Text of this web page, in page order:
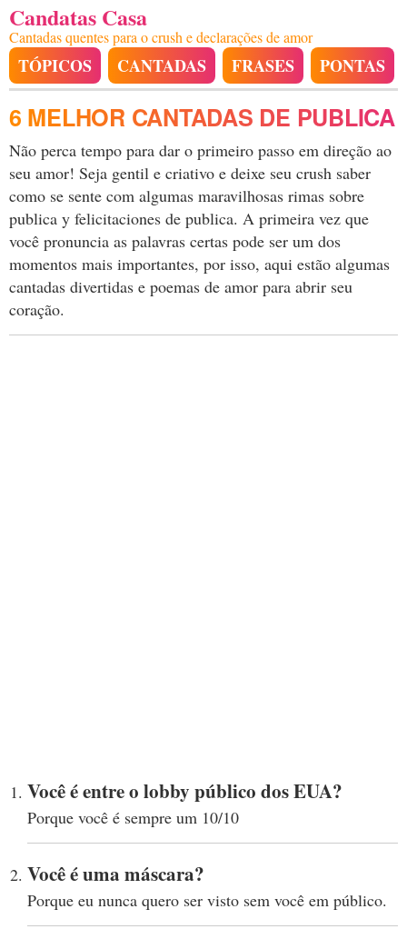
Candatas Casa
Cantadas quentes para o crush e declarações de amor
TÓPICOS CANTADAS FRASES PONTAS
6 MELHOR CANTADAS DE PUBLICA
Não perca tempo para dar o primeiro passo em direção ao
seu amor! Seja gentil e criativo e deixe seu crush saber
como se sente com algumas maravilhosas rimas sobre
publica y felicitaciones de publica. A primeira vez que
você pronuncia as palavras certas pode ser um dos
momentos mais importantes, por isso, aqui estão algumas
cantadas divertidas e poemas de amor para abrir seu
coração.
Você é entre o lobby público dos EUA?
Porque você é sempre um 10/10
Você é uma máscara?
Porque eu nunca quero ser visto sem você em público.